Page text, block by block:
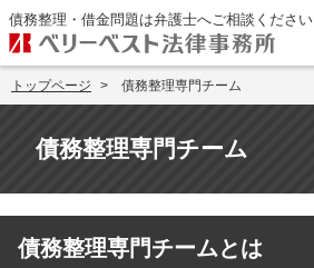
債務整理・借金問題は弁護士へご相談ください
トップページ 債務整理専門チーム
債務整理専門チーム
債務整理専門チームとは